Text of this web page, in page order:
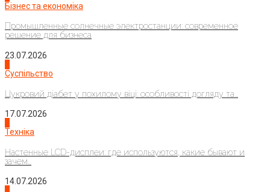
Бізнес та економіка
Промышленные солнечные электростанции: современное
решение для бизнеса
23.07.2026
Суспільство
Цукровий діабет у похилому віці: особливості догляду та...
17.07.2026
Техніка
Настенные LCD-дисплеи: где используются, какие бывают и
зачем...
14.07.2026